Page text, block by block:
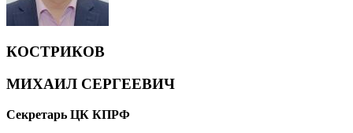
КОСТРИКОВ
МИХАИЛ СЕРГЕЕВИЧ
Секретарь ЦК КПРФ